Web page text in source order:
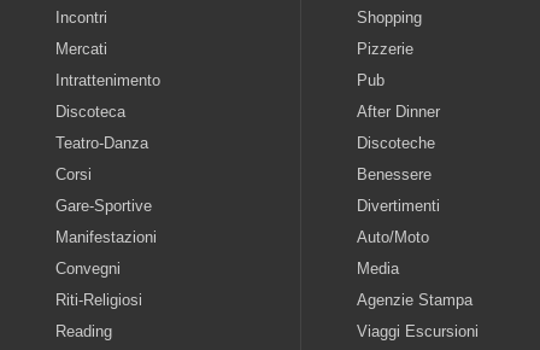
Incontri
Mercati
Intrattenimento
Discoteca
Teatro-Danza
Corsi
Gare-Sportive
Manifestazioni
Convegni
Riti-Religiosi
Reading
Shopping
Pizzerie
Pub
After Dinner
Discoteche
Benessere
Divertimenti
Auto/Moto
Media
Agenzie Stampa
Viaggi Escursioni